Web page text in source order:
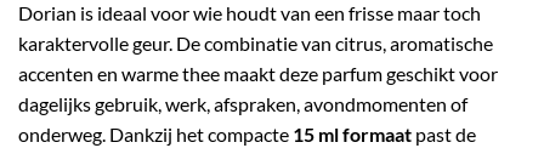
Dorian is ideaal voor wie houdt van een frisse maar toch
karaktervolle geur. De combinatie van citrus, aromatische
accenten en warme thee maakt deze parfum geschikt voor
dagelijks gebruik, werk, afspraken, avondmomenten of
onderweg. Dankzij het compacte 15 ml formaat past de